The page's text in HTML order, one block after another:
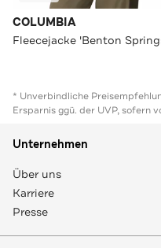
COLUMBIA
* Unverbindliche
Ersparnis ggü. der UVP, sofern
Unternehmen
Über uns
Karriere
Presse